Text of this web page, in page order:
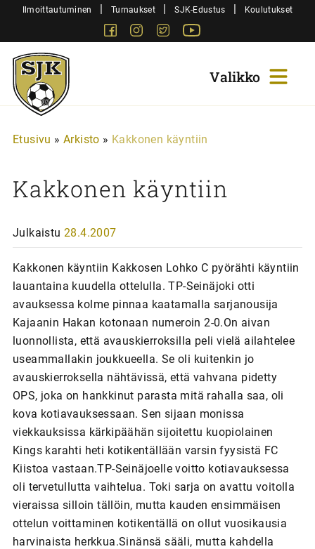
SiirryIlmoittautuminen | Turnaukset | SJK-Edustus | Koulutukset
FacebookInstagram
Twitter
Sjk-
Juniorit
Etusivu » Arkisto » Kakkonen käyntiin
Kakkonen käyntiin
Julkaistu 28.4.2007
Kakkonen käyntiin Kakkosen Lohko C pyörähti käyntiin
lauantaina kuudella ottelulla. TP-Seinäjoki otti
avauksessa kolme pinnaa kaatamalla sarjanousija
Kajaanin Hakan kotonaan numeroin 2-0.On aivan
luonnollista, että avauskierroksilla peli vielä ailahtelee
useammallakin joukkueella. Se oli kuitenkin jo
avauskierroksella nähtävissä, että vahvana pidetty
OPS, joka on hankkinut parasta mitä rahalla saa, oli
kova kotiavauksessaan. Sen sijaan monissa
viekkauksissa kärkipäähän sijoitettu kuopiolainen
Kings karahti heti kotikentällään varsin fyysistä FC
Kiistoa vastaan.TP-Seinäjoelle voitto kotiavauksessa
oli tervetullutta vaihtelua. Toki sarja on avattu voitolla
vieraissa silloin tällöin, mutta kauden ensimmäisen
ottelun voittaminen kotikentällä on ollut vuosikausia
harvinaista herkkua.Sinänsä sääli, mutta kahdella